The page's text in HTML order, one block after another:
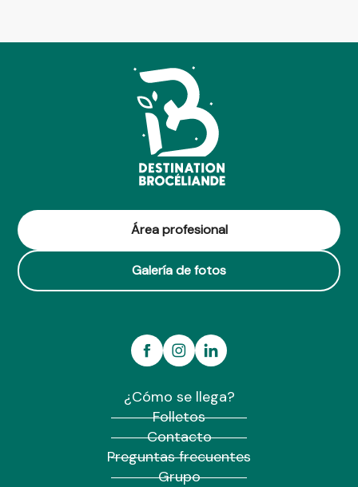
Área profesional
Galería de fotos
¿Cómo se llega?
Folletos
Contacto
Preguntas frecuentes
Grupo